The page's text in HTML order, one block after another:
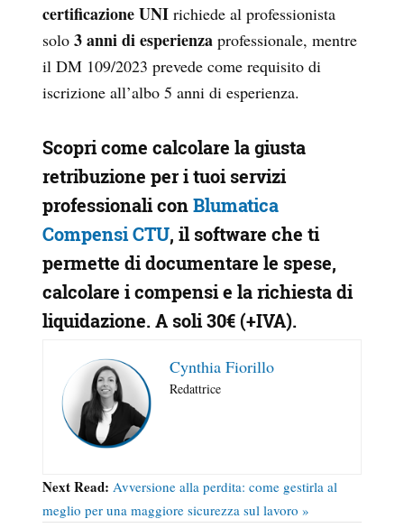
certificazione UNI richiede al professionista
solo 3 anni di esperienza professionale, mentre
il DM 109/2023 prevede come requisito di
iscrizione all’albo 5 anni di esperienza.
Scopri come calcolare la giusta
retribuzione per i tuoi servizi
professionali conBlumatica
Compensi CTU, il software che ti
permette di documentare le spese,
calcolare i compensi e la richiesta di
liquidazione.A soli 30€ (+IVA).
Cynthia Fiorillo
Redattrice
Next Read: Avversione alla perdita: come gestirla al
meglio per una maggiore sicurezza sul lavoro »